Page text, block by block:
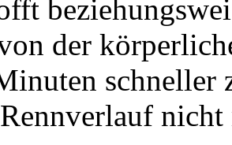
der
schneller